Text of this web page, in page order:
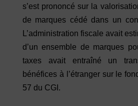
s’est prononcé sur la
de marques cédé dans un
L’administration fiscale avait
d’un ensemble de marques
taxes avait entraîné un
bénéfices à l’étranger sur le
57 du CGI.